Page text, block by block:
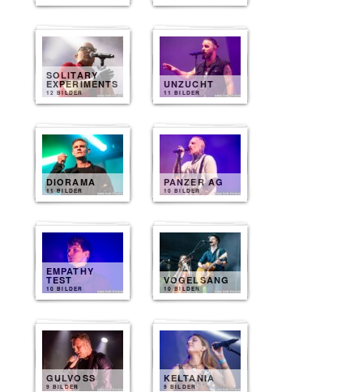
SOLITARY
EXPERIMENTS
12 BILDER
UNZUCHT
11 BILDER
DIORAMA
11 BILDER
PANZER AG
10 BILDER
EMPATHY
TEST
10 BILDER
VOGELSANG
10 BILDER
GULVOSS
9 BILDER
KELTANIA
9 BILDER